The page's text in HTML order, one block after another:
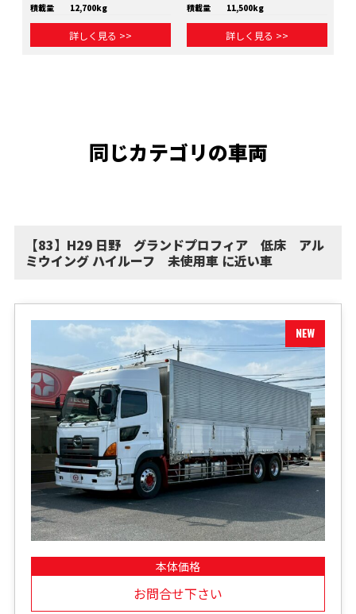
積載量
12,700kg
詳しく見る >>
積載量
11,500kg
詳しく見る >>
同じカテゴリの車両
【83】H29 日野 グランドプロフィア 低床 アル
ミウイング ハイルーフ 未使用車 に近い車
本体価格
お問合せ下さい